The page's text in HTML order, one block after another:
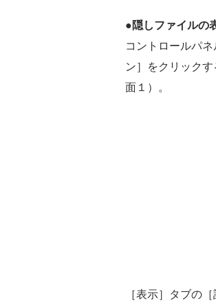
●隠しファイルの
コントロールパ
ン］をクリック
面１）。
［表示］タブの